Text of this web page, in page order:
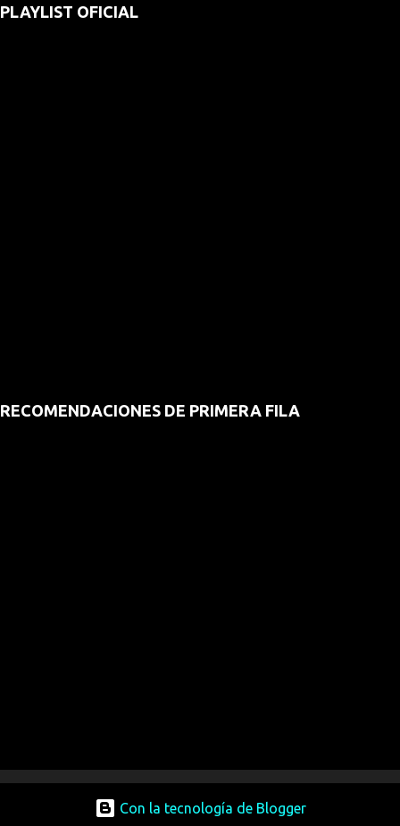
PLAYLIST OFICIAL
RECOMENDACIONES DE PRIMERA FILA
Con la tecnología de Blogger